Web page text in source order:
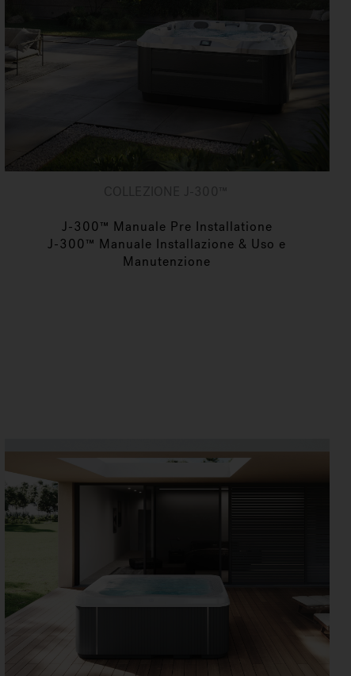
J-300™ Manuale Pre Installatione
J-300™ Manuale Installazione & Uso e
Manutenzione